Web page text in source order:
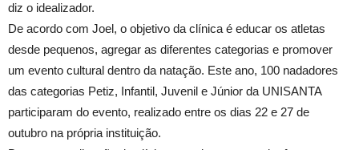
diz o idealizador.
De acordo com Joel, o objetivo da clínica é educar os atletas
desde pequenos, agregar as diferentes categorias e promover
um evento cultural dentro da natação. Este ano, 100 nadadores
das categorias Petiz, Infantil, Juvenil e Júnior da UNISANTA
participaram do evento, realizado entre os dias 22 e 27 de
outubro na própria instituição.